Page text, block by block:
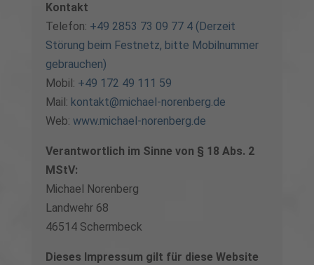
Kontakt
Telefon: +49 2853 73 09 77 4 (Derzeit
Störung beim Festnetz, bitte Mobilnummer
gebrauchen)
Mobil: +49 172 49 111 59
Mail: kontakt@michael-norenberg.de
Web: www.michael-norenberg.de
Verantwortlich im Sinne von § 18 Abs. 2
MStV:
Michael Norenberg
Landwehr 68
46514 Schermbeck
Dieses Impressum gilt für diese Website